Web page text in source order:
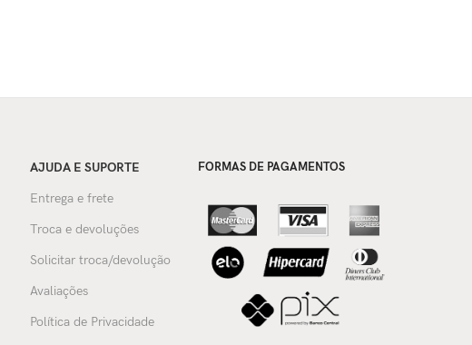
AJUDA E SUPORTE
Entrega e frete
Troca e devoluções
Solicitar troca/devolução
Avaliações
Política de Privacidade
FORMAS DE PAGAMENTOS